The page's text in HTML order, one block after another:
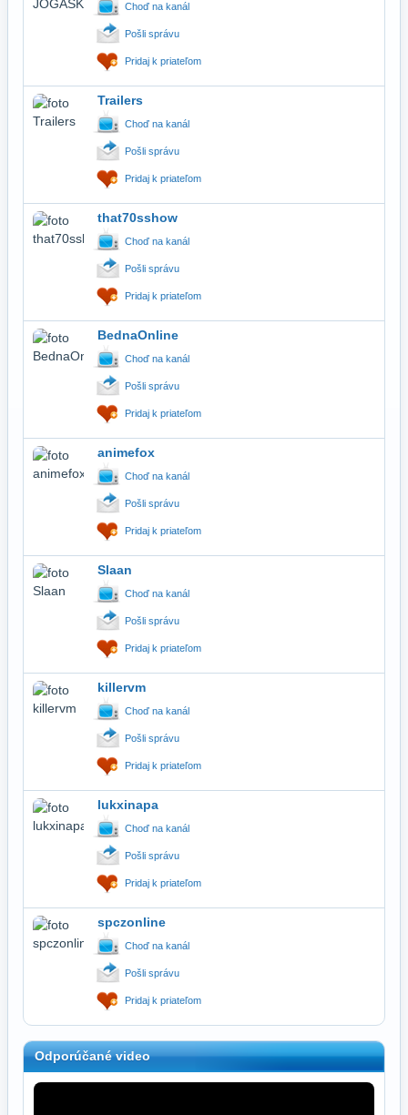
Choď na kanál
Pošli správu
Pridaj k priateľom
Trailers
Choď na kanál
Pošli správu
Pridaj k priateľom
that70sshow
Choď na kanál
Pošli správu
Pridaj k priateľom
BednaOnline
Choď na kanál
Pošli správu
Pridaj k priateľom
animefox
Choď na kanál
Pošli správu
Pridaj k priateľom
Slaan
Choď na kanál
Pošli správu
Pridaj k priateľom
killervm
Choď na kanál
Pošli správu
Pridaj k priateľom
lukxinapa
Choď na kanál
Pošli správu
Pridaj k priateľom
spczonline
Choď na kanál
Pošli správu
Pridaj k priateľom
Odporúčané video